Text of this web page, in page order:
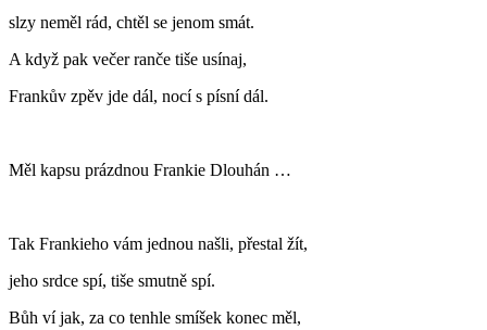
slzy neměl rád, chtěl se jenom smát.
A když pak večer ranče tiše usínaj,
Frankův zpěv jde dál, nocí s písní dál.
Měl kapsu prázdnou Frankie Dlouhán …
Tak Frankieho vám jednou našli, přestal žít,
jeho srdce spí, tiše smutně spí.
Bůh ví jak, za co tenhle smíšek konec měl,